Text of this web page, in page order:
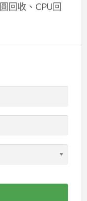
回收、CPU回